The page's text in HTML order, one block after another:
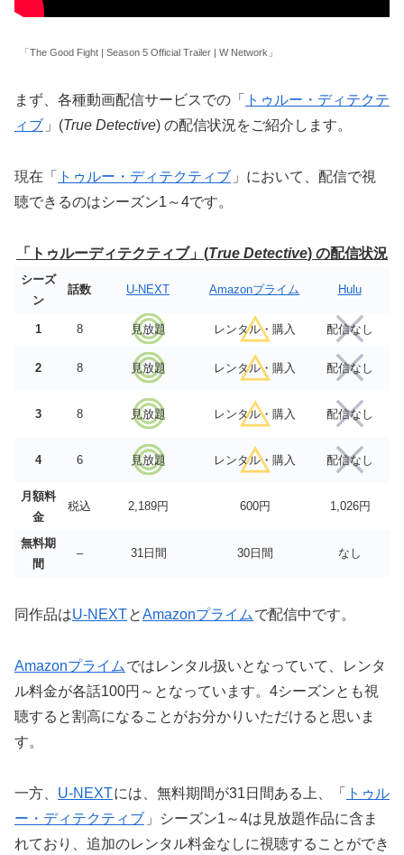
「The Good Fight | Season 5 Official Trailer | W Network」
まず、各種動画配信サービスでの「
トゥルー・ディテクテ
ィブ 」(True Detective) の配信状況をご紹介します。
現在「 トゥルー・ディテクティブ 」において、配信で視
聴できるのはシーズン1～4です。
「トゥルーディテクティブ」(True Detective) の配信状況
シーズ
ン
話数 U-NEXT Amazonプライム Hulu
1 8 見放題 レンタル・購入 配信なし
2 8 見放題 レンタル・購入 配信なし
3 8 見放題 レンタル・購入 配信なし
4 6 見放題 レンタル・購入 配信なし
月額料
金
税込 2,189円 600円 1,026円
無料期
間
– 31日間 30日間 なし
同作品はU-NEXT とAmazonプライムで配信中です。
Amazonプライム ではレンタル扱いとなっていて、レンタ
ル料金が各話100円～となっています。4シーズンとも視
聴すると割高になることがお分かりいただけると思いま
す。
一方、 U-NEXTには、無料期間が31日間ある上、「
トゥル
ー・ディテクティブ 」シーズン1～4は見放題作品に含ま
れており、追加のレンタル料金なしに視聴することができ